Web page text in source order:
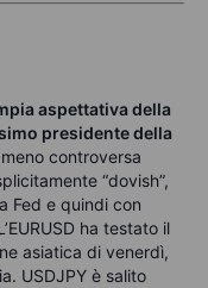
aspettativa della
presidente della
controversa
“dovish”,
Fed e quindi con
ha testato il
asiatica di venerdì,
USDJPY è salito